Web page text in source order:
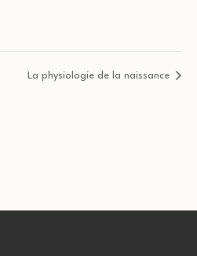
La physiologie de la naissance